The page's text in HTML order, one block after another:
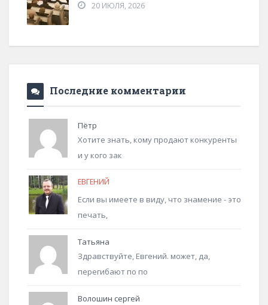
20 ИЮЛЯ, 2026
Последние комментарии
Пётр
Хотите знать, кому продают конкуренты
и у кого зак
ЕВГЕНИЙ
Если вы имеете в виду, что знамение - это
печать,
Татьяна
Здравствуйте, Евгений. может, да,
перегибают по по
Волошин сергей